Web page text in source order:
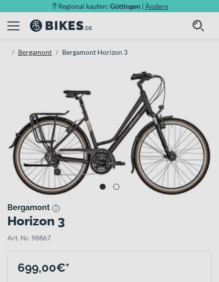
Regional kaufen: Göttingen | Ändern
Bergamont Bergamont Horizon 3
Bergamont
Horizon 3
Art. Nr. 98867
699,00€*